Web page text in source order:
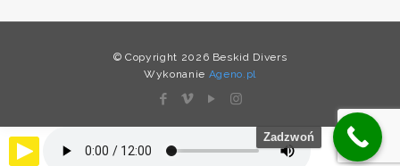
© Copyright 2026 Beskid Divers
Wykonanie Ageno.pl
Zadzwoń